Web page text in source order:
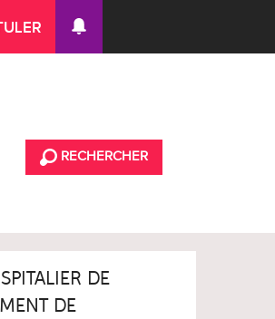
RECHERCHER
DE
DE